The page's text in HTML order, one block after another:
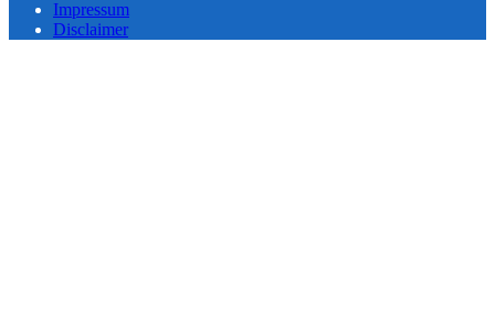
Impressum
Disclaimer